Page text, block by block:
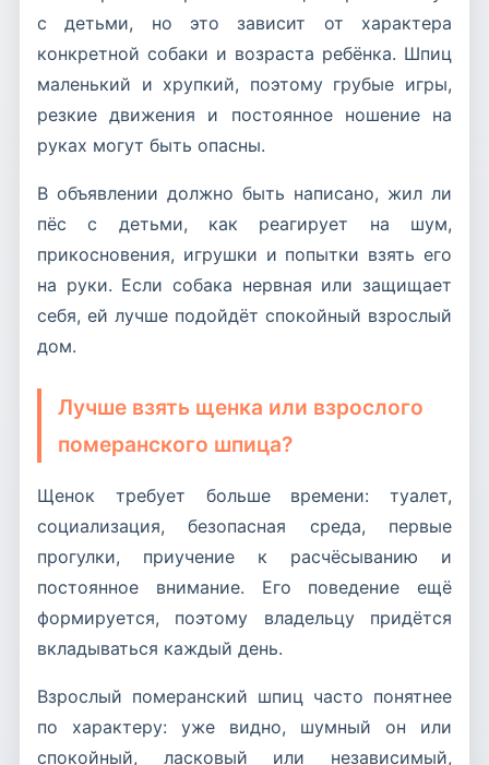
с детьми, но это зависит от характера
конкретной собаки и возраста ребёнка. Шпиц
маленький и хрупкий, поэтому грубые игры,
резкие движения и постоянное ношение на
руках могут быть опасны.
В объявлении должно быть написано, жил ли
пёс с детьми, как реагирует на шум,
прикосновения, игрушки и попытки взять его
на руки. Если собака нервная или защищает
себя, ей лучше подойдёт спокойный взрослый
дом.
Лучше взять щенка или взрослого
померанского шпица?
Щенок требует больше времени: туалет,
социализация, безопасная среда, первые
прогулки, приучение к расчёсыванию и
постоянное внимание. Его поведение ещё
формируется, поэтому владельцу придётся
вкладываться каждый день.
Взрослый померанский шпиц часто понятнее
по характеру: уже видно, шумный он или
спокойный, ласковый или независимый,